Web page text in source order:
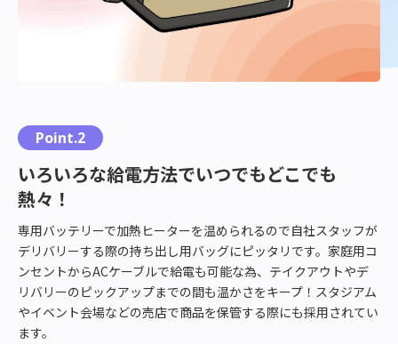
Point.2
いろいろな給電方法でいつでもどこでも
熱々！
専用バッテリーで加熱ヒーターを温められるので自社スタッフが
デリバリーする際の持ち出し用バッグにピッタリです。家庭用コ
ンセントからACケーブルで給電も可能な為、テイクアウトやデ
リバリーのピックアップまでの間も温かさをキープ！スタジアム
やイベント会場などの売店で商品を保管する際にも採用されてい
ます。